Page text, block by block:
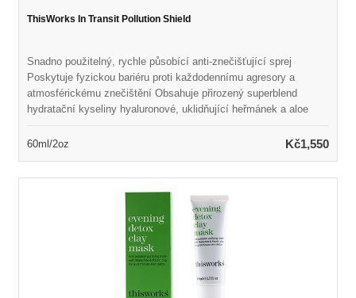
ThisWorks In Transit Pollution Shield
Snadno použitelný, rychle působící anti-znečišťující sprej
Poskytuje fyzickou bariéru proti každodennímu agresory a
atmosférickému znečištění Obsahuje přirozený superblend
hydratační kyseliny hyaluronové, uklidňující heřmánek a aloe
polysacharidem pro zachycení částic uhlíku, těžké kovy a
60ml/2oz Kč1,550